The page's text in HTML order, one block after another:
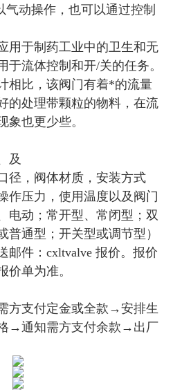
动操作，也可以通过控制
用于制药工业中的卫生和无
于流体控制和开/关的任务。
相比，该阀门有着*的流量
的处理带颗粒的物料，在流
象也更少些。
及
径，阀体材质，安装方式
作压力，使用温度以及阀门
电动；常开型、常闭型；双
普通型；开关型或调节型）
邮件：cxltvalve 报价。报价
价单为准。
支付定金或全款→安排生
→通知需方支付余款→出厂